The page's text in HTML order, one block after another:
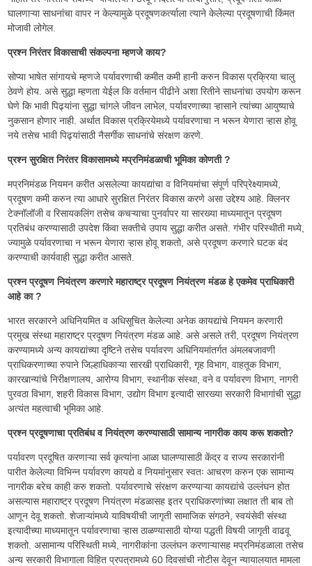
घालणाऱ्या साधनांचा वापर न केल्यामुळे प्रदूषणकर्त्याला त्याने केलेल्या प्रदूषणाची किंमत
मोजावी लोगेल.
प्रश्न निरंतर विकासाची संकल्पना म्हणजे काय?
सोप्या भाषेत सांगायचे म्हणजे पर्यावरणाची कमीत कमी हानी करुन विकास प्रक्रिया चालु
ठेवणे होय. असे सुद्धा म्हणता येईल कि वर्तमान पीढीने अशा रितीने साधनांचा उपयोग करून
घेणे कि भावी पिढ्यांना सुद्धा चांगले जीवन लाभेल, पर्यावरणाच्या ऱ्हासाने त्यांच्या आयुष्याचे
नुकसान होणार नाही. अर्थात विकास प्रक्रियेमध्ये पर्यावरणाचा न भरून येणारा ऱ्हास होवू
नये तसेच भावी पिढ्यांसाठी नैसर्गीक साधनांचे संरक्षण करणे.
प्रश्न सुरक्षित निरंतर विकासामध्ये मप्रनिमंडळाची भूमिका कोणती ?
मप्रनिमंडळ नियमन करीत असलेल्या कायद्यांचा व विनियमांचा संपूर्ण परिप्रेक्ष्यामध्ये,
प्रदूषण कमी करुन त्या आधारे सुरक्षित निरंतर विकास करणे असा उद्देश्य आहे. क्लिनर
टेक्नॉलॉजी व रिसायकलिंग तसेच कचऱ्याचा पुनर्वापर या सारख्या माध्यमातून प्रदूषण
प्रतिबंध करण्यासाठी उपदेश किंवा सक्तीचे उपाय सुद्धा करीत असते. गंभीर परिस्थीती मध्ये,
ज्यामुळे पर्यावरणाचा न भरून येणारा ऱ्हास होवू शकतो, असे प्रदूषण करणारे घटक बंद
करण्याची कार्यवाही सुद्धा करीत आसते.
प्रश्न प्रदूषण नियंत्रण करणारे महाराष्ट्र प्रदूषण नियंत्रण मंडळ हे एकमेव प्राधिकारी
आहे का ?
भारत सरकारने अधिनियमित व अधिसूचित केलेल्या अनेक कायद्यांचे नियमन करणारी
प्रमुख संस्था महाराष्ट्र प्रदूषण नियंत्रण मंडळ आहे. असे असले तरी, प्रदूषण नियंत्रण
करण्यामध्ये अन्य कायद्यांच्या दृष्टिने तसेच पर्यावरण अधिनियमांतर्गत अंमलबजावणी
प्राधिकरणाच्या रुपाने जिल्हाधिकाऱ्या सारखी प्राधिकारी, गृह विभाग, वाहतूक विभाग,
कारखान्यांचे निरीक्षणालय, आरोग्य विभाग, स्थानीक संस्था, वने व पर्यावरण विभाग, नागरी
पुरवठा विभाग, शहरी विकास विभाग, उद्योग विभाग इत्यादी सारख्या सरकारी विभागांची सुद्धा
अत्यंत महत्वाची भूमिका आहे.
प्रश्न प्रदूषणाचा प्रतिबंध व नियंत्रण करण्यासाठी सामान्य नागरीक काय करू शकतो?
पर्यावरण प्रदूषित करणाऱ्या सर्व कृत्यांना आळा घालण्यासाठी केंद्र व राज्य सरकारांनी
पारीत केलेल्या विभिन्न पर्यावरण कायद्ये व नियमांनुसार स्वतः आचरण करुन एक सामान्य
नागरीक बरेच काही करु शकतो. पर्यावरणाचे संरक्षण करण्याऱ्या कायद्यांचे उल्लंघन होत
असल्यास महाराष्ट्र प्रदूषण नियंत्रण मंडळासह इतर प्राधिकरणांच्या लक्षात ती बाब तो
आणून देवू शकतो. शेजाऱ्यांमध्ये याविषयीची जागृती सामाजिक संगठने, स्वयंसेवी संस्था
इत्यादीच्या माध्यमातून पर्यावरणाचा ऱ्हास ठाळण्यासाठी योग्या पद्धती विषयी जागृती वाढवू
शकतो. असामान्य परिस्थिती मध्ये, नागरीकांना उल्लंघन करणाऱ्यासह मप्रनिमंडळाला तसेच
अन्य सरकारी विभागाला विहित प्रपत्रामध्ये 60 दिवसांची नोटीस देवून न्यायालयात मामला